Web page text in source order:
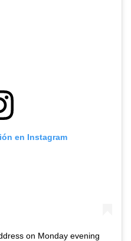
en Instagram
on Monday evening